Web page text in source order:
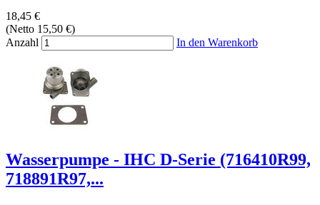
18,45 €
(Netto 15,50 €)
Anzahl
In den Warenkorb
Wasserpumpe - IHC D-Serie (716410R99,
718891R97,...